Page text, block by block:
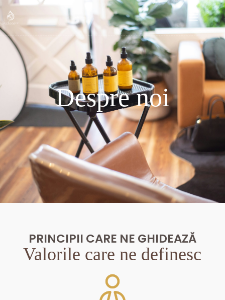
Despre noi
PRINCIPII CARE NE GHIDEAZĂ
Valorile care ne definesc